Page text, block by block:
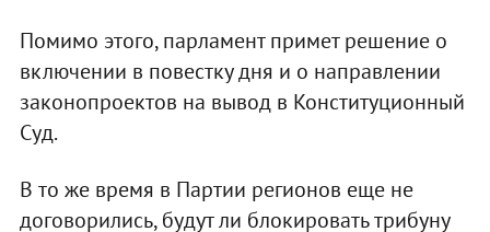
Помимо этого, парламент примет решение о
включении в повестку дня и о направлении
законопроектов на вывод в Конституционный
Суд.
В то же время в Партии регионов еще не
договорились, будут ли блокировать трибуну